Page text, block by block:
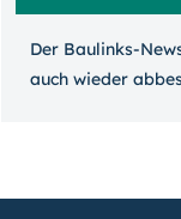
Der Baulinks-
auch wieder